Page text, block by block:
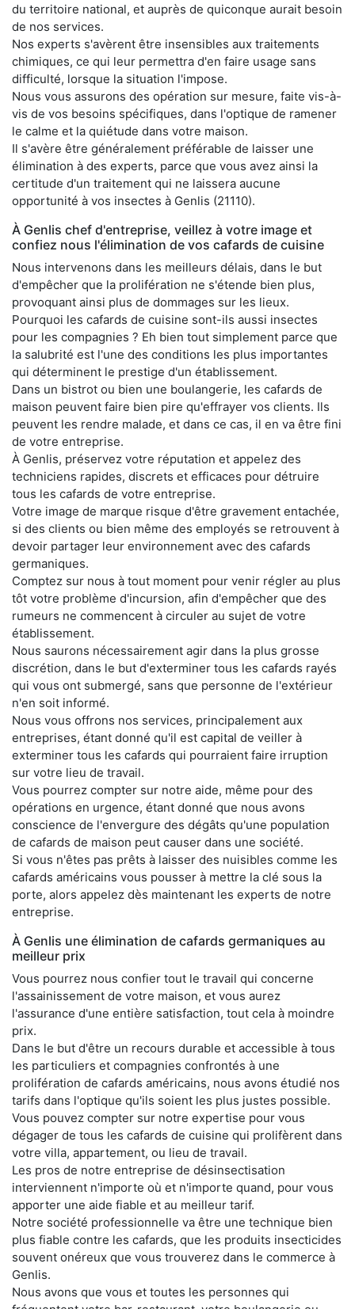
du territoire national, et auprès de quiconque aurait besoin
de nos services.
Nos experts s'avèrent être insensibles aux traitements
chimiques, ce qui leur permettra d'en faire usage sans
difficulté, lorsque la situation l'impose.
Nous vous assurons des opération sur mesure, faite vis-à-
vis de vos besoins spécifiques, dans l'optique de ramener
le calme et la quiétude dans votre maison.
Il s'avère être généralement préférable de laisser une
élimination à des experts, parce que vous avez ainsi la
certitude d'un traitement qui ne laissera aucune
opportunité à vos insectes à Genlis (21110).
À Genlis chef d'entreprise, veillez à votre image et
confiez nous l'élimination de vos cafards de cuisine
Nous intervenons dans les meilleurs délais, dans le but
d'empêcher que la prolifération ne s'étende bien plus,
provoquant ainsi plus de dommages sur les lieux.
Pourquoi les cafards de cuisine sont-ils aussi insectes
pour les compagnies ? Eh bien tout simplement parce que
la salubrité est l'une des conditions les plus importantes
qui déterminent le prestige d'un établissement.
Dans un bistrot ou bien une boulangerie, les cafards de
maison peuvent faire bien pire qu'effrayer vos clients. Ils
peuvent les rendre malade, et dans ce cas, il en va être fini
de votre entreprise.
À Genlis, préservez votre réputation et appelez des
techniciens rapides, discrets et efficaces pour détruire
tous les cafards de votre entreprise.
Votre image de marque risque d'être gravement entachée,
si des clients ou bien même des employés se retrouvent à
devoir partager leur environnement avec des cafards
germaniques.
Comptez sur nous à tout moment pour venir régler au plus
tôt votre problème d'incursion, afin d'empêcher que des
rumeurs ne commencent à circuler au sujet de votre
établissement.
Nous saurons nécessairement agir dans la plus grosse
discrétion, dans le but d'exterminer tous les cafards rayés
qui vous ont submergé, sans que personne de l'extérieur
n'en soit informé.
Nous vous offrons nos services, principalement aux
entreprises, étant donné qu'il est capital de veiller à
exterminer tous les cafards qui pourraient faire irruption
sur votre lieu de travail.
Vous pourrez compter sur notre aide, même pour des
opérations en urgence, étant donné que nous avons
conscience de l'envergure des dégâts qu'une population
de cafards de maison peut causer dans une société.
Si vous n'êtes pas prêts à laisser des nuisibles comme les
cafards américains vous pousser à mettre la clé sous la
porte, alors appelez dès maintenant les experts de notre
entreprise.
À Genlis une élimination de cafards germaniques au
meilleur prix
Vous pourrez nous confier tout le travail qui concerne
l'assainissement de votre maison, et vous aurez
l'assurance d'une entière satisfaction, tout cela à moindre
prix.
Dans le but d'être un recours durable et accessible à tous
les particuliers et compagnies confrontés à une
prolifération de cafards américains, nous avons étudié nos
tarifs dans l'optique qu'ils soient les plus justes possible.
Vous pouvez compter sur notre expertise pour vous
dégager de tous les cafards de cuisine qui prolifèrent dans
votre villa, appartement, ou lieu de travail.
Les pros de notre entreprise de désinsectisation
interviennent n'importe où et n'importe quand, pour vous
apporter une aide fiable et au meilleur tarif.
Notre société professionnelle va être une technique bien
plus fiable contre les cafards, que les produits insecticides
souvent onéreux que vous trouverez dans le commerce à
Genlis.
Nous avons que vous et toutes les personnes qui